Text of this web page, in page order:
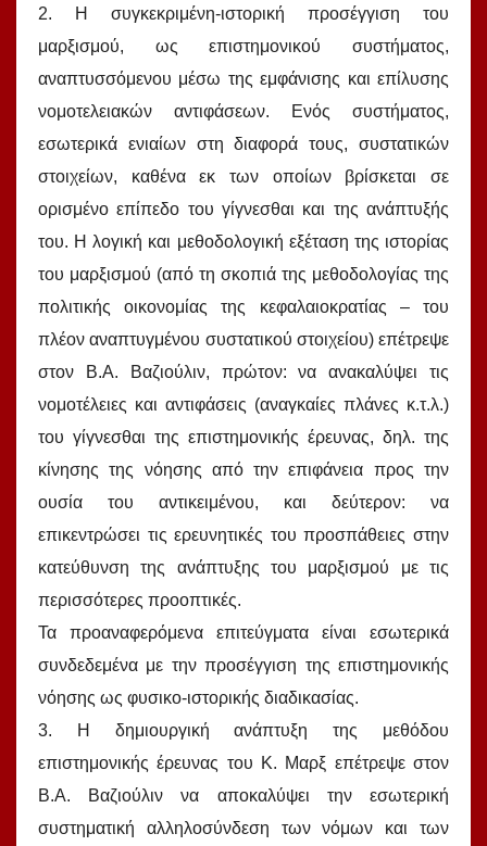
2. Η συγκεκριμένη-ιστορική προσέγγιση του
μαρξισμού, ως επιστημονικού συστήματος,
αναπτυσσόμενου μέσω της εμφάνισης και επίλυσης
νομοτελειακών αντιφάσεων. Ενός συστήματος,
εσωτερικά ενιαίων στη διαφορά τους, συστατικών
στοιχείων, καθένα εκ των οποίων βρίσκεται σε
ορισμένο επίπεδο του γίγνεσθαι και της ανάπτυξής
του. Η λογική και μεθοδολογική εξέταση της ιστορίας
του μαρξισμού (από τη σκοπιά της μεθοδολογίας της
πολιτικής οικονομίας της κεφαλαιοκρατίας – του
πλέον αναπτυγμένου συστατικού στοιχείου) επέτρεψε
στον Β.Α. Βαζιούλιν, πρώτον: να ανακαλύψει τις
νομοτέλειες και αντιφάσεις (αναγκαίες πλάνες κ.τ.λ.)
του γίγνεσθαι της επιστημονικής έρευνας, δηλ. της
κίνησης της νόησης από την επιφάνεια προς την
ουσία του αντικειμένου, και δεύτερον: να
επικεντρώσει τις ερευνητικές του προσπάθειες στην
κατεύθυνση της ανάπτυξης του μαρξισμού με τις
περισσότερες προοπτικές.
Τα προαναφερόμενα επιτεύγματα είναι εσωτερικά
συνδεδεμένα με την προσέγγιση της επιστημονικής
νόησης ως φυσικο-ιστορικής διαδικασίας.
3. Η δημιουργική ανάπτυξη της μεθόδου
επιστημονικής έρευνας του Κ. Μαρξ επέτρεψε στον
Β.Α. Βαζιούλιν να αποκαλύψει την εσωτερική
συστηματική αλληλοσύνδεση των νόμων και των